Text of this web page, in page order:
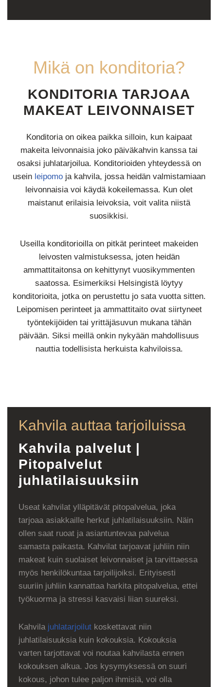
Mikä on konditoria?
KONDITORIA TARJOAA
MAKEAT LEIVONNAISET
Konditoria on oikea paikka silloin, kun kaipaat
makeita leivonnaisia joko päiväkahvin kanssa tai
osaksi juhlatarjoilua. Konditorioiden yhteydessä on
usein leipomo ja kahvila, jossa heidän valmistamiaan
leivonnaisia voi käydä kokeilemassa. Kun olet
maistanut erilaisia leivoksia, voit valita niistä
suosikkisi.
Useilla konditorioilla on pitkät perinteet makeiden
leivosten valmistuksessa, joten heidän
ammattitaitonsa on kehittynyt vuosikymmenten
saatossa. Esimerkiksi Helsingistä löytyy
konditorioita, jotka on perustettu jo sata vuotta sitten.
Leipomisen perinteet ja ammattitaito ovat siirtyneet
työntekijöiden tai yrittäjäsuvun mukana tähän
päivään. Siksi meillä onkin nykyään mahdollisuus
nauttia todellisista herkuista kahviloissa.
Kahvila auttaa tarjoiluissa
Kahvila palvelut |
Pitopalvelut
juhlatilaisuuksiin
Useat kahvilat ylläpitävät pitopalvelua, joka
tarjoaa asiakkaille herkut juhlatilaisuuksiin. Näin
ollen saat ruoat ja asiantuntevaa palvelua
samasta paikasta. Kahvilat tarjoavat juhliin niin
makeat kuin suolaiset leivonnaiset ja tarvittaessa
myös henkilökuntaa tarjoilijoiksi. Erityisesti
suuriin juhliin kannattaa harkita pitopalvelua, ettei
työkuorma ja stressi kasvaisi liian suureksi.
Kahvila juhlatarjoilut koskettavat niin
juhlatilaisuuksia kuin kokouksia. Kokouksia
varten tarjottavat voi noutaa kahvilasta ennen
kokouksen alkua. Jos kysymyksessä on suuri
kokous, johon tulee paljon ihmisiä, voi olla